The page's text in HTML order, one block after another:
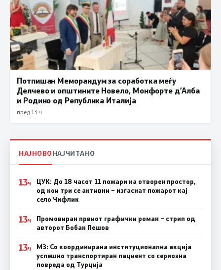
Потпишан Меморандум за соработка меѓу
Делчево и општините Новело, Монфорте д’Алба
и Родино од Република Италија
пред 13 ч.
НАЈНОВОНАЈЧИТАНО
13Ч
ЦУК: До 18 часот 11 пожари на отворен простор,
од кои три се активни – изгаснат пожарот кај
село Чифлик
13Ч
Промовиран првиот графички роман – стрип од
авторот Бобан Пешов
13Ч
МЗ: Со координирана институционална акција
успешно транспортиран пациент со сериозна
повреда од Турција